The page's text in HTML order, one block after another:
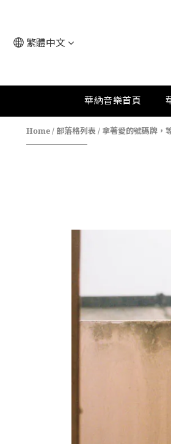
繁體中文
華納音樂首頁
Home/ 部落格列表 / 拿著愛的號碼牌，